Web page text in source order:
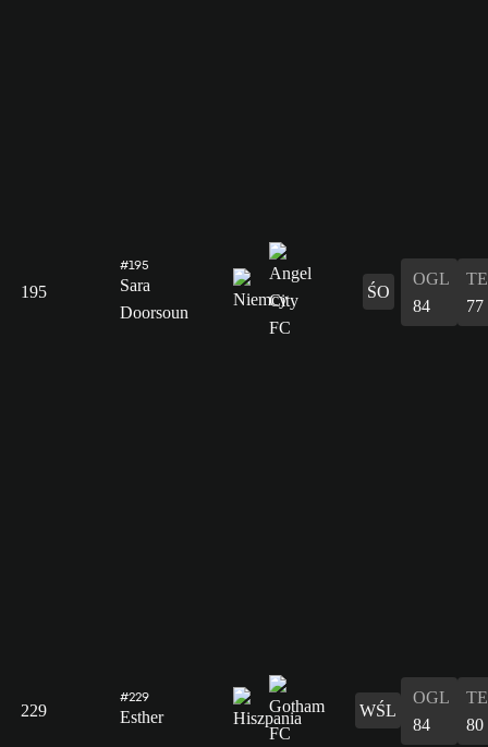
195
#195
Sara
Doorsoun
ŚO
OGL
84
77
229
#229
Esther WŚL
OGL
84
80